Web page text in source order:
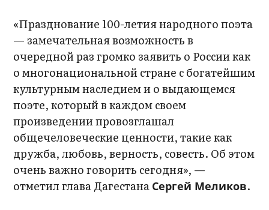
«Празднование 100-летия народного поэта
— замечательная возможность в
очередной раз громко заявить о России как
о многонациональной стране с богатейшим
культурным наследием и о выдающемся
поэте, который в каждом своем
произведении провозглашал
общечеловеческие ценности, такие как
дружба, любовь, верность, совесть. Об этом
очень важно говорить сегодня», —
отметил глава Дагестана Сергей Меликов.